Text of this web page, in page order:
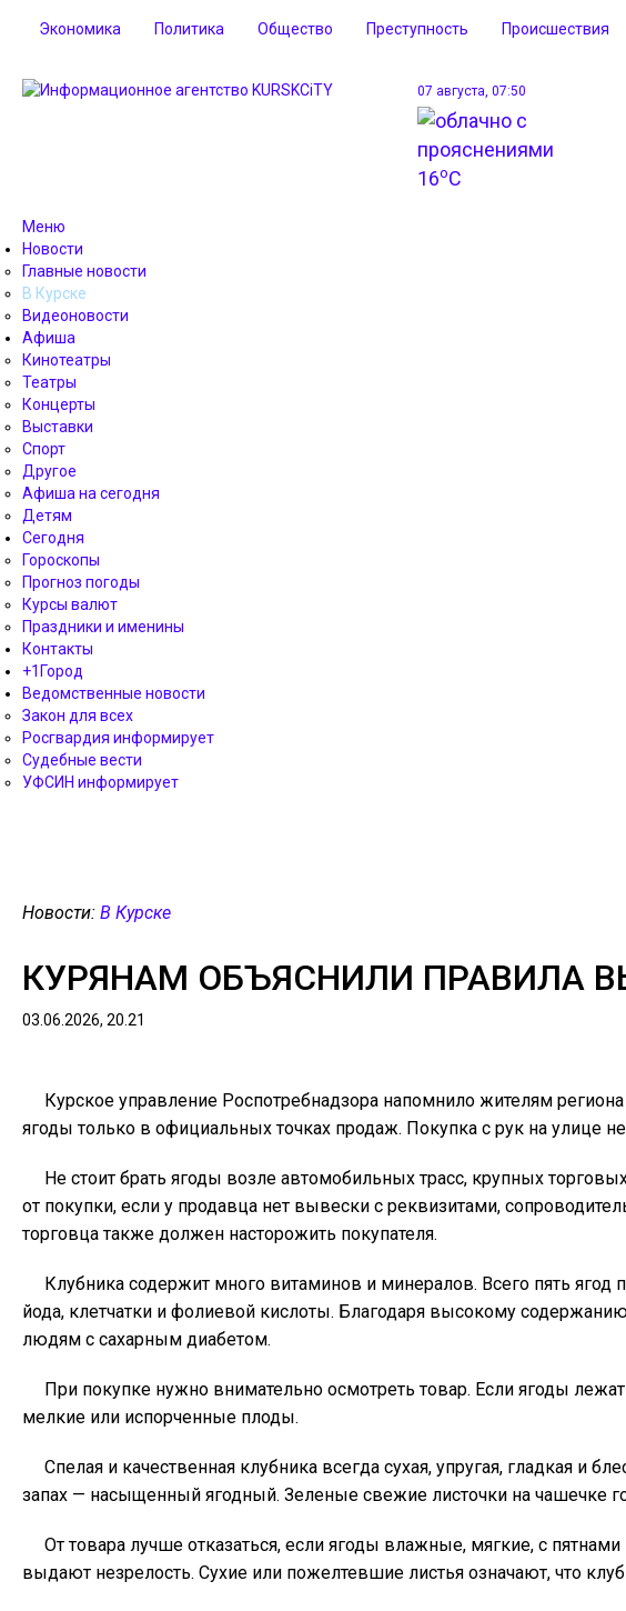
Экономика Политика Общество Преступность Происшествия
07 августа, 07:50
16oC
Меню
Новости
Главные новости
В Курске
Видеоновости
Афиша
Кинотеатры
Театры
Концерты
Выставки
Спорт
Другое
Афиша на сегодня
Детям
Сегодня
Гороскопы
Прогноз погоды
Курсы валют
Праздники и именины
Контакты
+1Город
Ведомственные новости
Закон для всех
Росгвардия информирует
Судебные вести
УФСИН информирует
Новости: В Курске
КУРЯНАМ ОБЪЯСНИЛИ ПРАВИЛА
03.06.2026, 20.21
Курское управление Роспотребнадзора напомнило жителям
ягоды только в официальных точках продаж. Покупка с рук на улице не
Не стоит брать ягоды возле автомобильных трасс, крупных
от покупки, если у продавца нет вывески с реквизитами,
торговца также должен насторожить покупателя.
Клубника содержит много витаминов и минералов. Всего пять
йода, клетчатки и фолиевой кислоты. Благодаря высокому
людям с сахарным диабетом.
При покупке нужно внимательно осмотреть товар. Если ягоды
мелкие или испорченные плоды.
Спелая и качественная клубника всегда сухая, упругая, гладкая и
запах — насыщенный ягодный. Зеленые свежие листочки на чашечке
От товара лучше отказаться, если ягоды влажные, мягкие, с
выдают незрелость. Сухие или пожелтевшие листья означают, что